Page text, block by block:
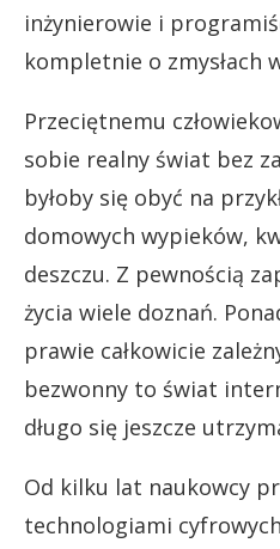
inżynierowie i
kompletnie o zmysłach
Przeciętnemu
sobie realny świat bez
byłoby się obyć na
domowych wypieków,
deszczu. Z pewnością
życia wiele doznań.
prawie całkowicie
bezwonny to świat
długo się jeszcze
Od kilku lat naukowcy
technologiami